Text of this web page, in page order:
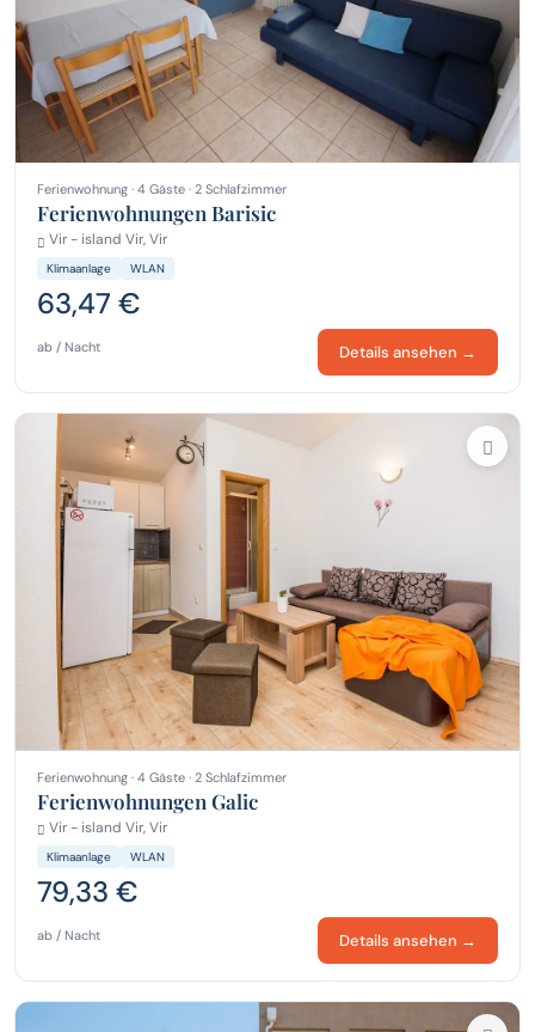
Ferienwohnung · 4 Gäste · 2 Schlafzimmer
Ferienwohnungen Barisic
Vir - island Vir, Vir
Klimaanlage WLAN
63,47 €
ab / Nacht Details ansehen →
Ferienwohnung · 4 Gäste · 2 Schlafzimmer
Ferienwohnungen Galic
Vir - island Vir, Vir
Klimaanlage WLAN
79,33 €
ab / Nacht Details ansehen →